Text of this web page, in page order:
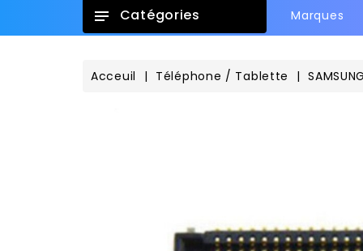
Catégories Marques
Acceuil Téléphone / Tablette SAMSUNG